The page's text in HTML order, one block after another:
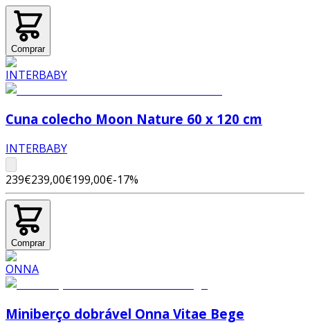
Comprar
Cuna colecho Moon Nature 60 x 120 cm
INTERBABY
239€239,00€199,00€-17%
Comprar
Miniberço dobrável Onna Vitae Bege